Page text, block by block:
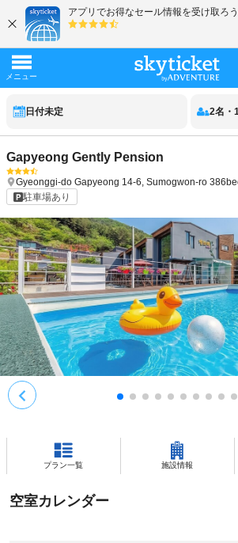
日付未定 2名 ・
Gapyeong Gently Pension
Gyeonggi-do Gapyeong 14-6, Sumogwon-ro
駐車場あり
プラン一覧 施設情報
空室カレンダー